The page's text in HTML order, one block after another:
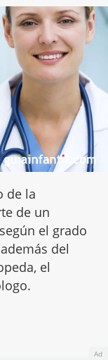
de la
de un
el grado
del
el
Ad